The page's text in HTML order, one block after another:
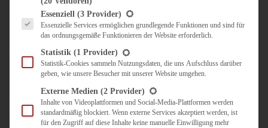
UNTERWEGS
KULINARISCH UNTERWEGS
ÜBER MICH
ZUSAMMENARBEIT
Es folgt eine Liste der Service-Gruppen, für die eine Einwilligung erteilt werden
Essenziell (3 Provider)
Essenzielle Services ermöglichen grundlegende Funktionen und sind für
das ordnungsgemäße Funktionieren der Website erforderlich.
Statistik (1 Provider)
Statistik-Cookies sammeln Nutzungsdaten, die uns Aufschluss darüber
geben, wie unsere Besucher mit unserer Website umgehen.
Externe Medien (2 Provider)
Inhalte von Videoplattformen und Social-Media-Plattformen werden
standardmäßig blockiert. Wenn externe Services akzeptiert werden, ist
für den Zugriff auf diese Inhalte keine manuelle Einwilligung mehr